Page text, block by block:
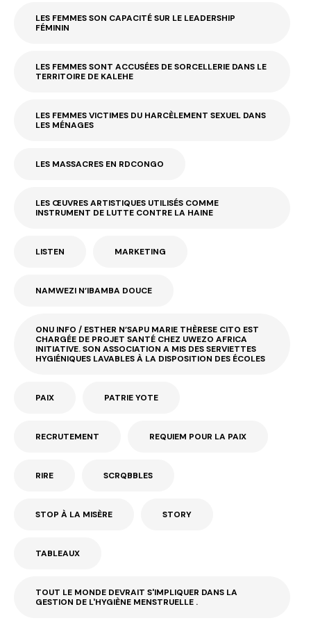
LES FEMMES SON CAPACITÉ SUR LE LEADERSHIP
FÉMININ
LES FEMMES SONT ACCUSÉES DE SORCELLERIE DANS LE
TERRITOIRE DE KALEHE
LES FEMMES VICTIMES DU HARCÈLEMENT SEXUEL DANS
LES MÉNAGES
LES MASSACRES EN RDCONGO
LES ŒUVRES ARTISTIQUES UTILISÉS COMME
INSTRUMENT DE LUTTE CONTRE LA HAINE
LISTEN MARKETING
NAMWEZI N’IBAMBA DOUCE
ONU INFO / ESTHER N’SAPU MARIE THÈRESE CITO EST
CHARGÉE DE PROJET SANTÉ CHEZ UWEZO AFRICA
INITIATIVE. SON ASSOCIATION A MIS DES SERVIETTES
HYGIÉNIQUES LAVABLES À LA DISPOSITION DES ÉCOLES
PAIX PATRIE YOTE
RECRUTEMENT REQUIEM POUR LA PAIX
RIRE SCRQBBLES
STOP À LA MISÈRE STORY
TABLEAUX
TOUT LE MONDE DEVRAIT S'IMPLIQUER DANS LA
GESTION DE L'HYGIÈNE MENSTRUELLE .